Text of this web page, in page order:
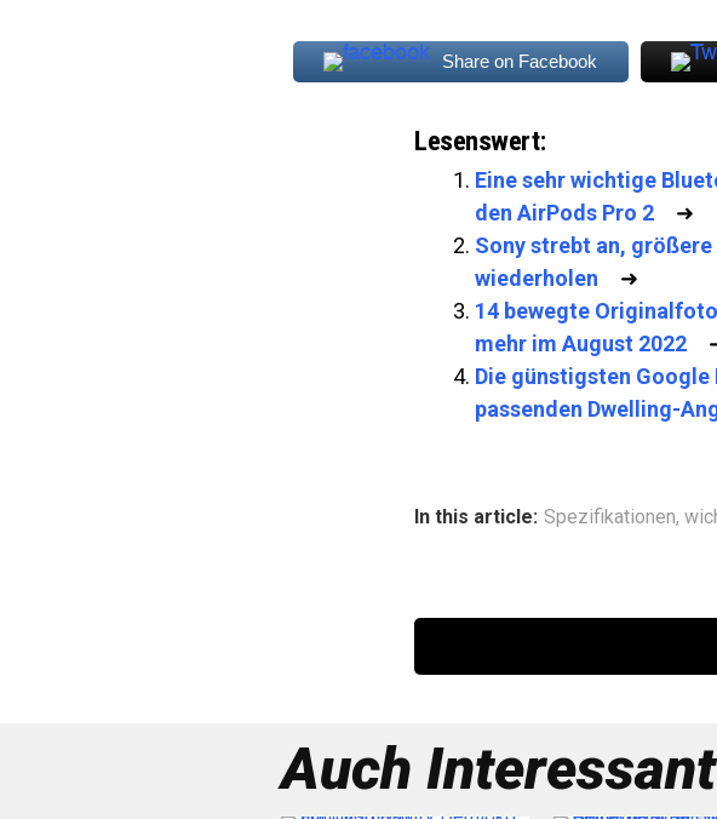
Share on Facebook
Lesenswert:
Eine sehr wichtige
den AirPods Pro 2 ➜
Sony strebt an,
wiederholen ➜
14 bewegte
mehr im August 2022
Die günstigsten
passenden Dwelling-
In this article: Spezifikationen,
Auch Interessant